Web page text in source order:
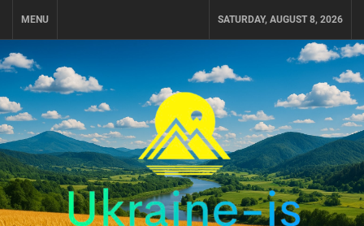
MENU SATURDAY, AUGUST 8, 2026